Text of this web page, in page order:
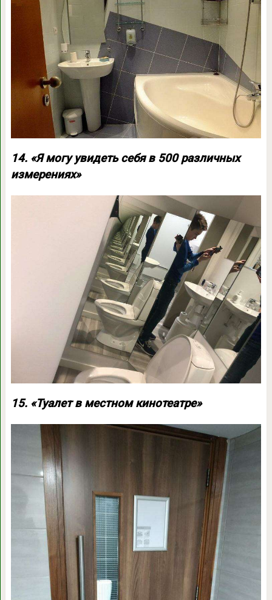
14. «Я могу увидеть себя в 500 различных
измерениях»
15. «Туалет в местном кинотеатре»